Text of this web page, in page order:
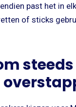
past het in
of sticks